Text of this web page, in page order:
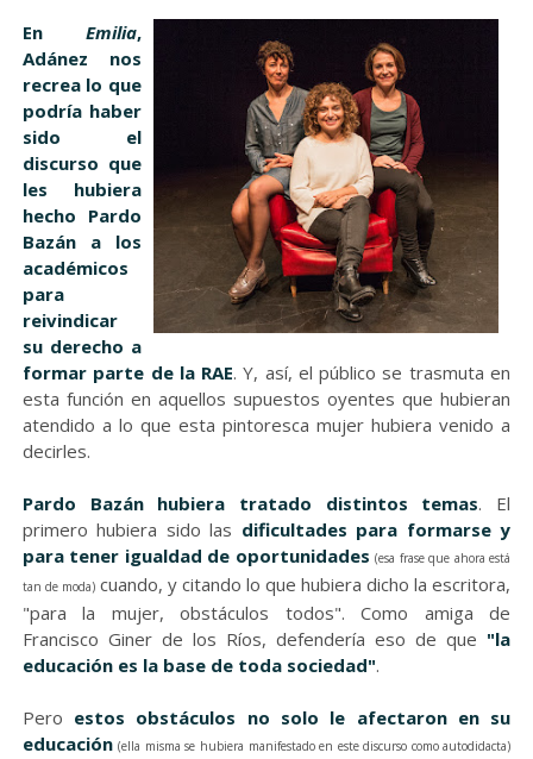
EnEmilia,
Adánez nos
recrea lo que
podría haber
sido el
discurso que
les hubiera
hecho Pardo
Bazán a los
académicos
para
reivindicar
su derecho a
formar parte de la RAE. Y, así, el público se trasmuta en
esta función en aquellos supuestos oyentes que hubieran
atendido a lo que esta pintoresca mujer hubiera venido a
decirles.
Pardo Bazán hubiera tratado distintos temas. El
primero hubiera sido las dificultades para formarse y
para tener igualdad de oportunidades (esa frase que ahora está
tan de moda)cuando, y citando lo que hubiera dicho la escritora,
"para la mujer, obstáculos todos". Como amiga de
Francisco Giner de los Ríos, defendería eso de que "la
educación es la base de toda sociedad".
Pero estos obstáculos no solo le afectaron en su
educación (ella misma se hubiera manifestado en este discurso como autodidacta)